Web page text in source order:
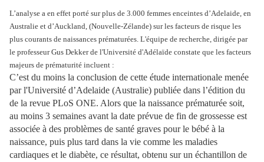
L’analyse a en effet porté sur plus de 3.000 femmes enceintes d’Adelaide, en
Australie et d’Auckland, (Nouvelle-Zélande) sur les facteurs de risque les
plus courants de naissances prématurées. L'équipe de recherche, dirigée par
le professeur Gus Dekker de l'Université d'Adélaïde constate que les facteurs
majeurs de prématurité incluent :
C’est du moins la conclusion de cette étude internationale menée
par l'Université d’Adelaide (Australie) publiée dans l’édition du
de la revue PLoS ONE. Alors que la naissance prématurée soit,
au moins 3 semaines avant la date prévue de fin de grossesse est
associée à des problèmes de santé graves pour le bébé à la
naissance, puis plus tard dans la vie comme les maladies
cardiaques et le diabète, ce résultat, obtenu sur un échantillon de